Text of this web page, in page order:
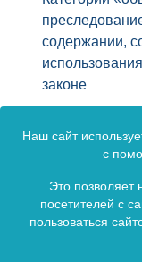
содержании,
законе
10
Я.В.
Учение о
предпосылки
Наш сайт
с
Это позволяет
посетителей с
пользоваться